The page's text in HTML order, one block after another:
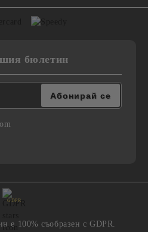
бюлетин
GDPR
е 100% съобразен с GDPR.